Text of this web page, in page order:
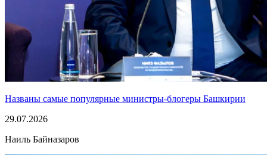
Названы самые популярные министры-блогеры Башкирии
29.07.2026
Наиль Байназаров